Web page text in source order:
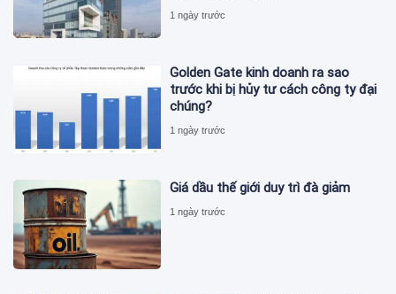
1 ngày trước
Golden Gate kinh doanh ra sao
trước khi bị hủy tư cách công ty đại
chúng?
1 ngày trước
Giá dầu thế giới duy trì đà giảm
1 ngày trước